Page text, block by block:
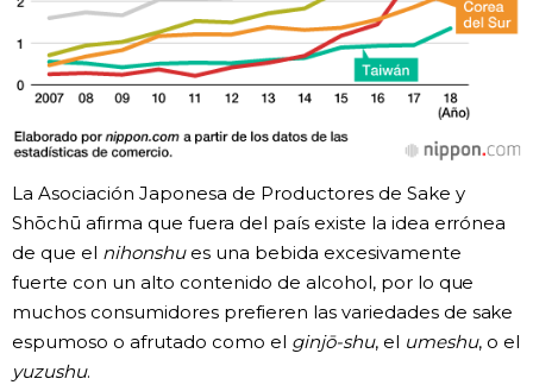
La Asociación Japonesa de Productores de Sake y
Shōchū afirma que fuera del país existe la idea errónea
de que el nihonshues una bebida excesivamente
fuerte con un alto contenido de alcohol, por lo que
muchos consumidores prefieren las variedades de sake
espumoso o afrutado como el ginjō-shu, el umeshu, o el
yuzushu.